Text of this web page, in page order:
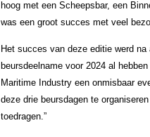
hoog met een Scheepsbar, een
was een groot succes met veel
Het succes van deze editie werd
beursdeelname voor 2024 al
Maritime Industry een onmisbaar
deze drie beursdagen te
toedragen.”